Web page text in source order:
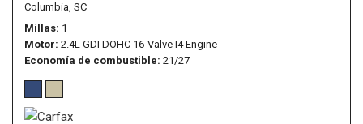
Columbia, SC
Millas 1
Motor 2.4L GDI DOHC 16-Valve I4 Engine
Economía de combustible 21/27